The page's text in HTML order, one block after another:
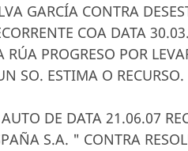
GARCÍA CONTRA
COA DATA
RÚA PROGRESO POR
SO. ESTIMA O RECURSO.
DE DATA 21.06.07
S.A. " CONTRA